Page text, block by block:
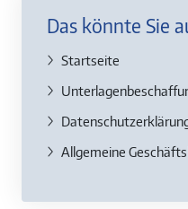
Das könnte Sie
Startseite
Allgemeine